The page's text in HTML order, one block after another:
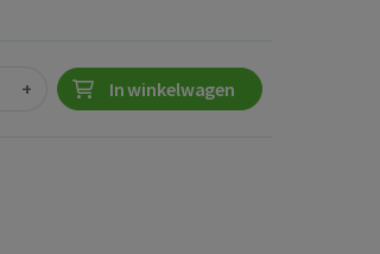
+ In winkelwagen